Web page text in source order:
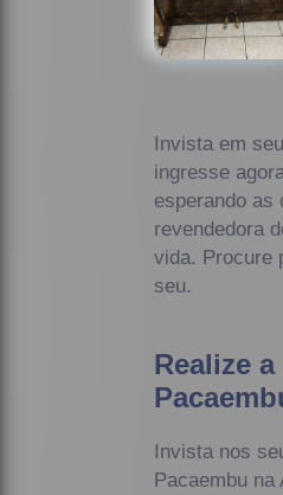
Invista em
ingresse
esperando as
revendedora
vida. Procure
seu.
Realize
Invista nos
Pacaembu na